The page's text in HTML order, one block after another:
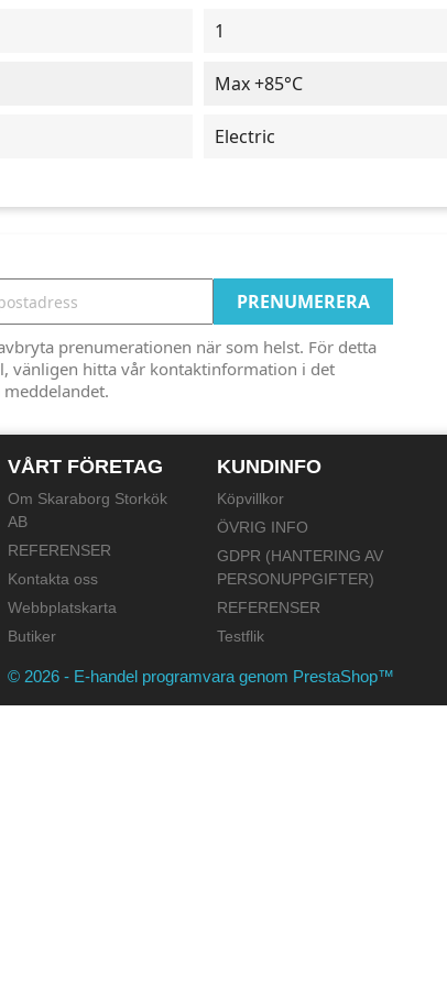
1
Max +85°C
Electric
prenumerationen när som helst. För detta
vänligen hitta vår kontaktinformation i det
VÅRT FÖRETAG
Om Skaraborg Storkök
AB
REFERENSER
Kontakta oss
Webbplatskarta
Butiker
KUNDINFO
Köpvillkor
ÖVRIG INFO
GDPR (HANTERING AV
PERSONUPPGIFTER)
REFERENSER
Testflik
© 2026 - E-handel programvara genom PrestaShop™